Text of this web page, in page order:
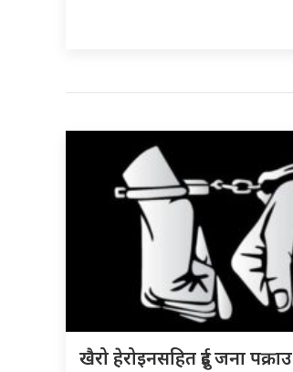
खैरो हेरोइनसहित दुई जना पक्राउ